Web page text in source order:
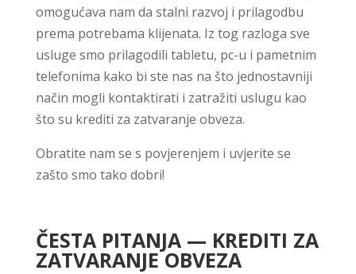
omogućava nam da stalni razvoj i prilagodbu
prema potrebama klijenata. Iz tog razloga sve
usluge smo prilagodili tabletu, pc-u i pametnim
telefonima kako bi ste nas na što jednostavniji
način mogli kontaktirati i zatražiti uslugu kao
što su krediti za zatvaranje obveza.
Obratite nam se s povjerenjem i uvjerite se
zašto smo tako dobri!
ČESTA PITANJA — KREDITI ZA
ZATVARANJE OBVEZA